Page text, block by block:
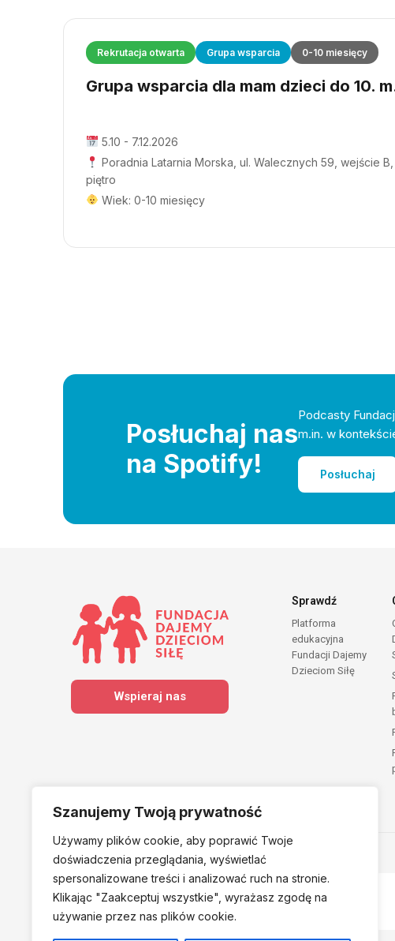
Szanujemy Twoją prywatność
Używamy plików cookie, aby poprawić Twoje
doświadczenia przeglądania, wyświetlać
spersonalizowane treści i analizować ruch na stronie.
Klikając "Zaakceptuj wszystkie", wyrażasz zgodę na
używanie przez nas plików cookie.
Rekrutacja otwarta Grupa wsparcia 0-10 miesięcy
Grupa wsparcia dla mam dzieci do 10.
5.10 - 7.12.2026
Poradnia Latarnia Morska, ul. Walecznych 59, wejście B,
piętro
Wiek: 0-10 miesięcy
Posłuchaj nas
na Spotify!
Podcasty
m.in. w
Posłuchaj
Wspieraj nas
Sprawdź
Platforma
edukacyjna
Fundacji Dajemy
Dzieciom Siłę
Należymy do